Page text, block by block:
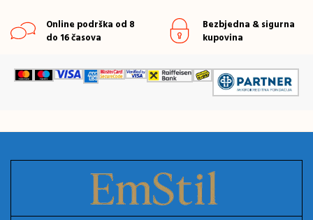
Online podrška od 8
do 16 časova
Bezbjedna & sigurna
kupovina